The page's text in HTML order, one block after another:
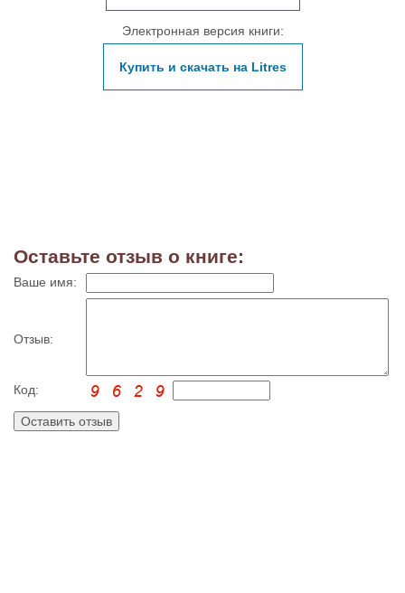
Электронная версия книги:
Купить и скачать на Litres
Оставьте отзыв о книге:
Ваше имя:
Отзыв:
Код: